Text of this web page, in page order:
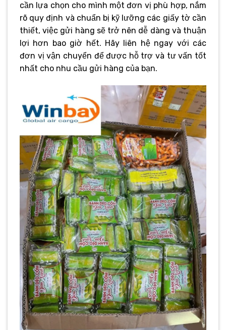
cần lựa chọn cho mình một đơn vị phù hợp, nắm
rõ quy định và chuẩn bị kỹ lưỡng các giấy tờ cần
thiết, việc gửi hàng sẽ trở nên dễ dàng và thuận
lợi hơn bao giờ hết. Hãy liên hệ ngay với các
đơn vị vận chuyển để được hỗ trợ và tư vấn tốt
nhất cho nhu cầu gửi hàng của bạn.